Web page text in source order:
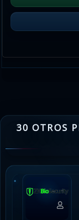
30 OTROS